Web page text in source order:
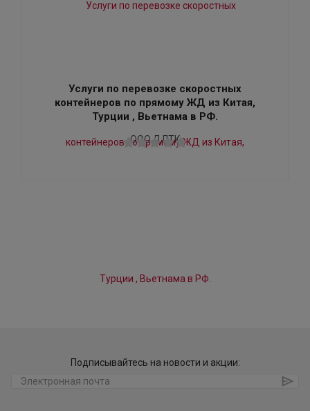
Услуги по перевозке скоростных
контейнеров по прямому ЖД из Китая,
Турции , Вьетнама в РФ.
ООО ДЛТК
Подписывайтесь на новости и акции: